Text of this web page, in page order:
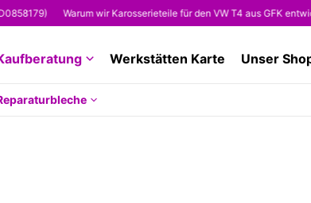
Warum wir Karosserieteile für den VW T4 aus GFK entwickeln
Werkstätten Karte Unser